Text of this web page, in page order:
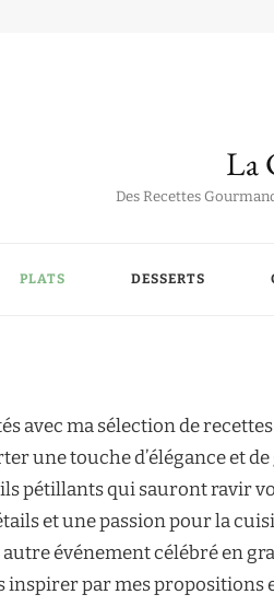
La
Des Recettes
PLATS DESSERTS
avec ma sélection de
une touche d’élégance et
pétillants qui sauront ravir
et une passion pour la
événement célébré en
inspirer par mes